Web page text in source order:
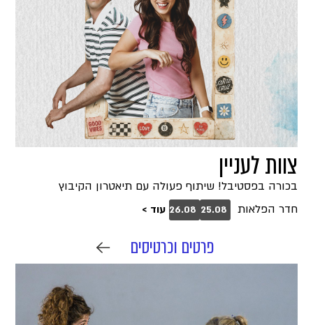
צוות לעניין
בכורה בפסטיבל! שיתוף פעולה עם תיאטרון הקיבוץ
חדר הפלאות
25.08
26.08 עוד >
פרטים וכרטיסים